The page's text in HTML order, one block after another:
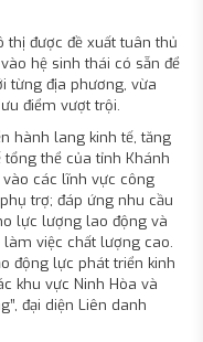
thị được đề xuất tuân thủ
hệ sinh thái có sẵn để
từng địa phương, vừa
điểm vượt trội.
hành lang kinh tế, tăng
thể của tỉnh Khánh
các lĩnh vực công
trợ; đáp ứng nhu cầu
lực lượng lao động và
việc chất lượng cao.
động lực phát triển kinh
khu vực Ninh Hòa và
đại diện Liên danh